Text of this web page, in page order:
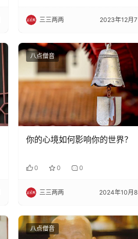
三三两两 2023年12月
八点僧音
你的心境如何影响你的世界？
0 0 0
三三两两 2024年10月
八点僧音